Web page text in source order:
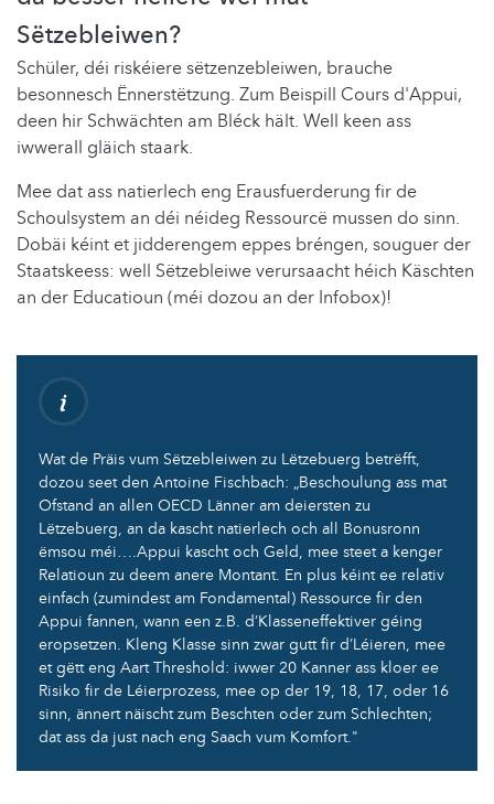
Sëtzebleiwen?
Schüler, déi riskéiere sëtzenzebleiwen, brauche
besonnesch Ënnerstëtzung. Zum Beispill Cours d'Appui,
deen hir Schwächten am Bléck hält. Well keen ass
iwwerall gläich staark.
Mee dat ass natierlech eng Erausfuerderung fir de
Schoulsystem an déi néideg Ressourcë mussen do sinn.
Dobäi kéint et jidderengem eppes bréngen, souguer der
Staatskeess: well Sëtzebleiwe verursaacht héich Käschten
an der Educatioun (méi dozou an der Infobox)!
Wat de Präis vum Sëtzebleiwen zu Lëtzebuerg betrëfft,
dozou seet den Antoine Fischbach: „Beschoulung ass mat
Ofstand an allen OECD Länner am deiersten zu
Lëtzebuerg, an da kascht natierlech och all Bonusronn
ëmsou méi….Appui kascht och Geld, mee steet a kenger
Relatioun zu deem anere Montant. En plus kéint ee relativ
einfach (zumindest am Fondamental) Ressource fir den
Appui fannen, wann een z.B. d’Klasseneffektiver géing
eropsetzen. Kleng Klasse sinn zwar gutt fir d’Léieren, mee
et gëtt eng Aart Threshold: iwwer 20 Kanner ass kloer ee
Risiko fir de Léierprozess, mee op der 19, 18, 17, oder 16
sinn, ännert näischt zum Beschten oder zum Schlechten;
dat ass da just nach eng Saach vum Komfort."